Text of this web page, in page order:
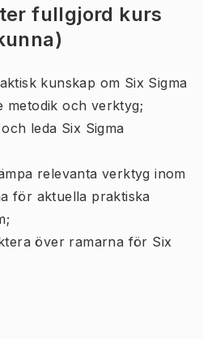
fullgjord kurs
kunskap om Six Sigma
metodik och verktyg;
leda Six Sigma
relevanta verktyg inom
för aktuella praktiska
över ramarna för Six